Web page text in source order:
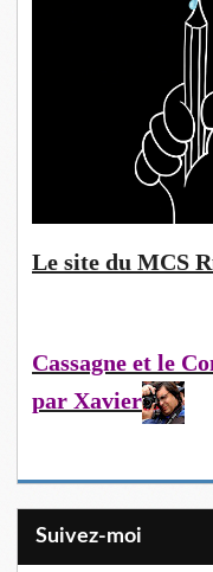
Le site du MCS
Cassagne et le
par Xavier
Suivez-moi